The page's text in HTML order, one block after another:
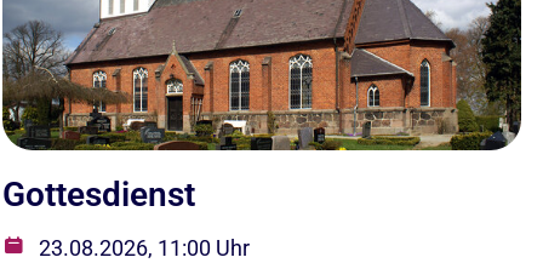
Gottesdienst
23.08.2026, 11:00 Uhr